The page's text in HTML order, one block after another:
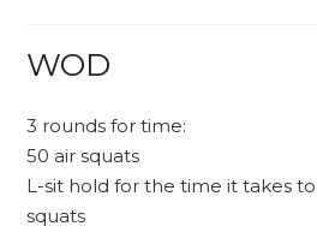
WOD
3 rounds for time:
50 air squats
L-sit hold for the time it takes
squats